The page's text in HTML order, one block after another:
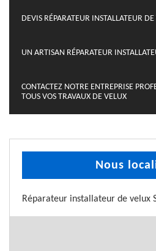
DEVIS RÉPARATEUR INSTALLATEUR
UN ARTISAN RÉPARATEUR
CONTACTEZ NOTRE ENTREPRISE
TOUS VOS TRAVAUX DE VELUX
Nous
Réparateur installateur de velux